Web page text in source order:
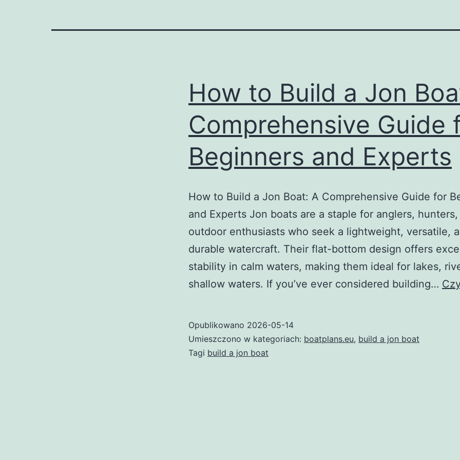
How to Build a Jon
Comprehensive Guide
Beginners and Experts
How to Build a Jon Boat: A Comprehensive Guide for
and Experts Jon boats are a staple for anglers, hunters,
outdoor enthusiasts who seek a lightweight, versatile,
durable watercraft. Their flat-bottom design offers
stability in calm waters, making them ideal for lakes,
shallow waters. If you’ve ever considered building…
Opublikowano 2026-05-14
Umieszczono w kategoriach: boatplans.eu, build a jon boat
Tagi build a jon boat